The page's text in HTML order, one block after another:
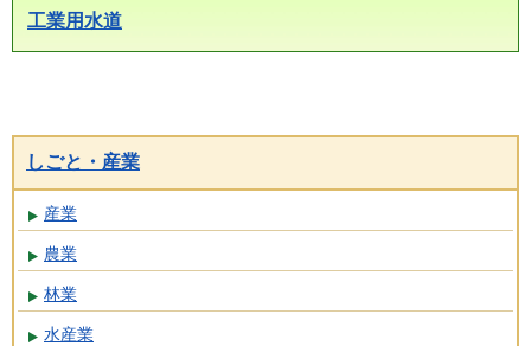
工業用水道
しごと・産業
産業
農業
林業
水産業